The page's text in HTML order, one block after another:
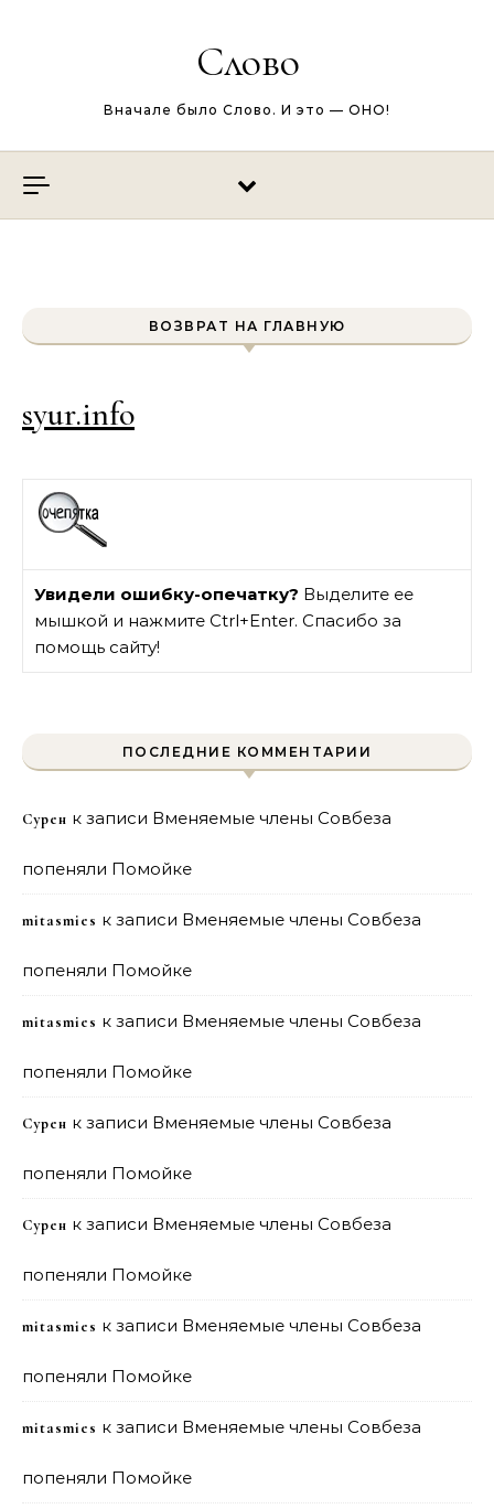
Слово
Вначале было Слово. И это — ОНО!
ВОЗВРАТ НА ГЛАВНУЮ
syur.info
Увидели ошибку-опечатку? Выделите ее
мышкой и нажмите Ctrl+Enter. Спасибо за
помощь сайту!
ПОСЛЕДНИЕ КОММЕНТАРИИ
Сурен к записи Вменяемые члены Совбеза
попеняли Помойке
mitasmies к записи Вменяемые члены Совбеза
попеняли Помойке
mitasmies к записи Вменяемые члены Совбеза
попеняли Помойке
Сурен к записи Вменяемые члены Совбеза
попеняли Помойке
Сурен к записи Вменяемые члены Совбеза
попеняли Помойке
mitasmies к записи Вменяемые члены Совбеза
попеняли Помойке
mitasmies к записи Вменяемые члены Совбеза
попеняли Помойке